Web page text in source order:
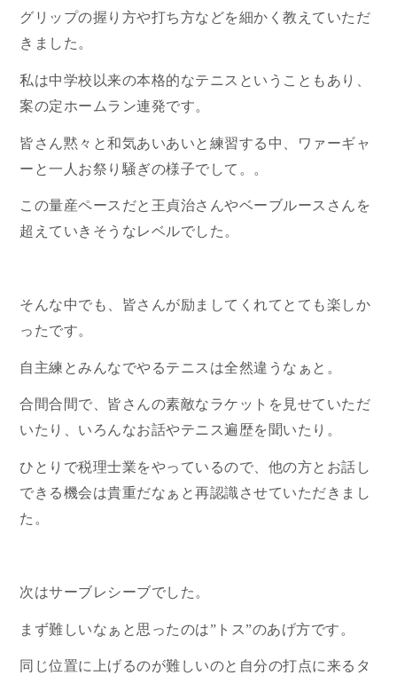
グリップの握り方や打ち方などを細かく教えていただ
きました。
私は中学校以来の本格的なテニスということもあり、
案の定ホームラン連発です。
皆さん黙々と和気あいあいと練習する中、ワァーギャ
ーと一人お祭り騒ぎの様子でして。。
この量産ペースだと王貞治さんやベーブルースさんを
超えていきそうなレベルでした。
そんな中でも、皆さんが励ましてくれてとても楽しか
ったです。
自主練とみんなでやるテニスは全然違うなぁと。
合間合間で、皆さんの素敵なラケットを見せていただ
いたり、いろんなお話やテニス遍歴を聞いたり。
ひとりで税理士業をやっているので、他の方とお話し
できる機会は貴重だなぁと再認識させていただきまし
た。
次はサーブレシーブでした。
まず難しいなぁと思ったのは”トス”のあげ方です。
同じ位置に上げるのが難しいのと自分の打点に来るタ